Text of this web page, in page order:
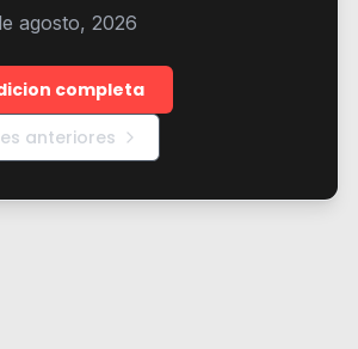
agosto, 2026
completa
anteriores